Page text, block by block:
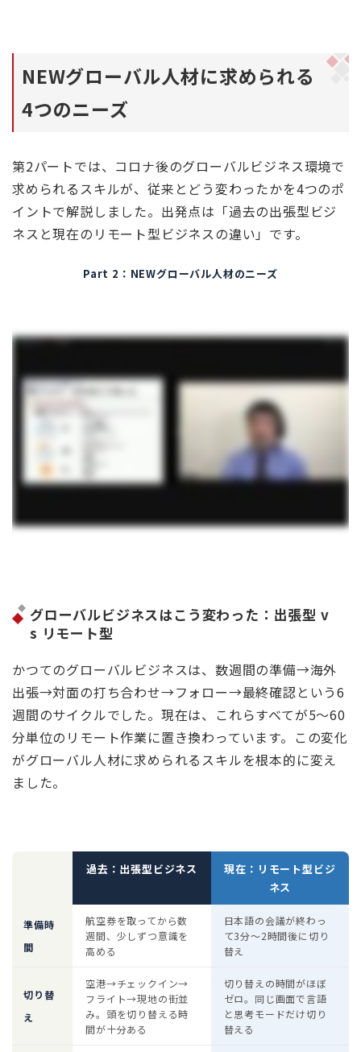
NEWグローバル人材に求められる
4つのニーズ
第2パートでは、コロナ後のグローバルビジネス環境で
求められるスキルが、従来とどう変わったかを4つのポ
イントで解説しました。出発点は「過去の出張型ビジ
ネスと現在のリモート型ビジネスの違い」です。
Part 2：NEWグローバル人材のニーズ
グローバルビジネスはこう変わった：出張型 v
s リモート型
かつてのグローバルビジネスは、数週間の準備→海外
出張→対面の打ち合わせ→フォロー→最終確認という6
週間のサイクルでした。現在は、これらすべてが5〜60
分単位のリモート作業に置き換わっています。この変化
がグローバル人材に求められるスキルを根本的に変え
ました。
過去：出張型ビジネス
現在：リモート型ビジ
ネス
準備時
間
航空券を取ってから数
週間、少しずつ意識を
高める
日本語の会議が終わっ
て3分〜2時間後に切り
替え
切り替
え
空港→チェックイン→
フライト→現地の街並
み。頭を切り替える時
間が十分ある
切り替えの時間がほぼ
ゼロ。同じ画面で言語
と思考モードだけ切り
替える